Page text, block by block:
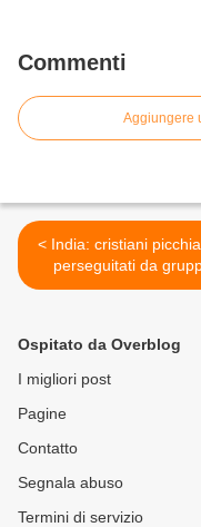
Commenti
Aggiungere
< India: cristiani picchiati e
perseguitati da
radicali
Ospitato da Overblog
I migliori post
Pagine
Contatto
Segnala abuso
Termini di servizio